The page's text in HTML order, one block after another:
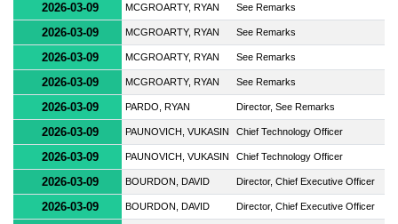
2026-03-09 MCGROARTY, RYAN See Remarks
2026-03-09 MCGROARTY, RYAN See Remarks
2026-03-09 MCGROARTY, RYAN See Remarks
2026-03-09 MCGROARTY, RYAN See Remarks
2026-03-09 PARDO, RYAN Director, See Remarks
2026-03-09 PAUNOVICH, VUKASIN Chief Technology Officer
2026-03-09 PAUNOVICH, VUKASIN Chief Technology Officer
2026-03-09 BOURDON, DAVID Director, Chief Executive Officer
2026-03-09 BOURDON, DAVID Director, Chief Executive Officer